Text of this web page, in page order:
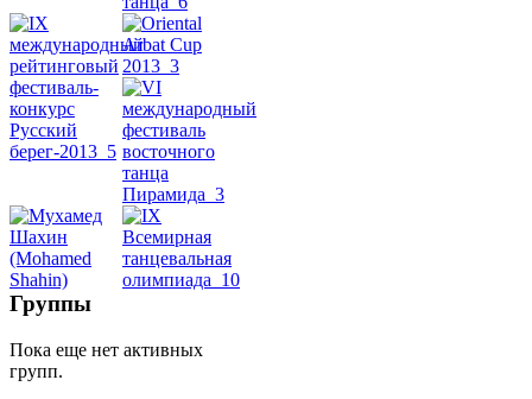
Группы
Пока еще нет активных
групп.